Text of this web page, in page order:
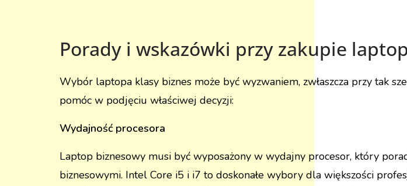
Porady i wskazówki przy zakupie
Wybór laptopa klasy biznes może być wyzwaniem, zwłaszcza przy tak
pomóc w podjęciu właściwej decyzji:
Wydajność procesora
Laptop biznesowy musi być wyposażony w wydajny procesor, który
biznesowymi. Intel Core i5 i i7 to doskonałe wybory dla większości